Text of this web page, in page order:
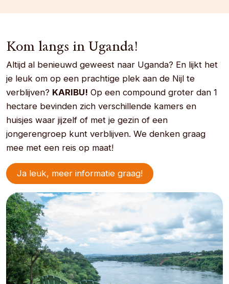
Kom langs in Uganda!
Altijd al benieuwd geweest naar Uganda? En lijkt het
je leuk om op een prachtige plek aan de Nijl te
verblijven? KARIBU! Op een compound groter dan 1
hectare bevinden zich verschillende kamers en
huisjes waar jijzelf of met je gezin of een
jongerengroep kunt verblijven. We denken graag
mee met een reis op maat!
Ja leuk, meer informatie graag!